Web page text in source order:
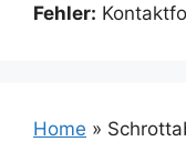
Fehler:
Home »